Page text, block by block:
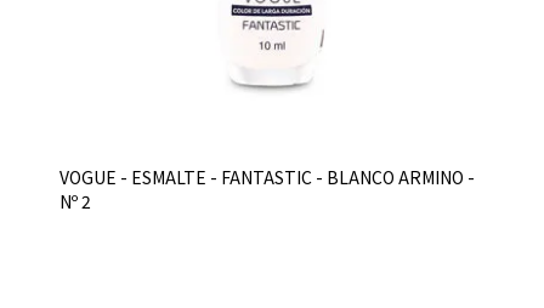
VOGUE - ESMALTE - FANTASTIC - BLANCO ARMINO -
Nº 2